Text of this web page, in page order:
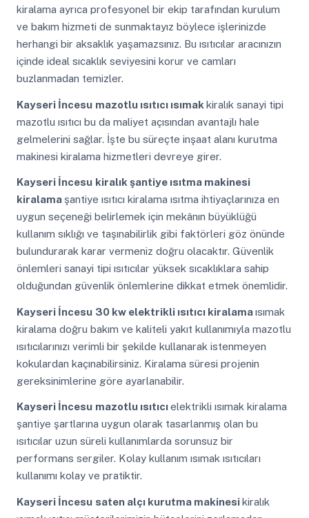
kiralama ayrıca profesyonel bir ekip tarafından kurulum
ve bakım hizmeti de sunmaktayız böylece işlerinizde
herhangi bir aksaklık yaşamazsınız. Bu ısıtıcılar aracınızın
içinde ideal sıcaklık seviyesini korur ve camları
buzlanmadan temizler.
Kayseri İncesu mazotlu ısıtıcı ısımak kiralık sanayi tipi
mazotlu ısıtıcı bu da maliyet açısından avantajlı hale
gelmelerini sağlar. İşte bu süreçte inşaat alanı kurutma
makinesi kiralama hizmetleri devreye girer.
Kayseri İncesu kiralık şantiye ısıtma makinesi
kiralama şantiye ısıtıcı kiralama ısıtma ihtiyaçlarınıza en
uygun seçeneği belirlemek için mekânın büyüklüğü
kullanım sıklığı ve taşınabilirlik gibi faktörleri göz önünde
bulundurarak karar vermeniz doğru olacaktır. Güvenlik
önlemleri sanayi tipi ısıtıcılar yüksek sıcaklıklara sahip
olduğundan güvenlik önlemlerine dikkat etmek önemlidir.
Kayseri İncesu 30 kw elektrikli ısıtıcı kiralamaısımak
kiralama doğru bakım ve kaliteli yakıt kullanımıyla mazotlu
ısıtıcılarınızı verimli bir şekilde kullanarak istenmeyen
kokulardan kaçınabilirsiniz. Kiralama süresi projenin
gereksinimlerine göre ayarlanabilir.
Kayseri İncesu mazotlu ısıtıcıelektrikli ısımak kiralama
şantiye şartlarına uygun olarak tasarlanmış olan bu
ısıtıcılar uzun süreli kullanımlarda sorunsuz bir
performans sergiler. Kolay kullanım ısımak ısıtıcıları
kullanımı kolay ve pratiktir.
Kayseri İncesu saten alçı kurutma makinesikiralık